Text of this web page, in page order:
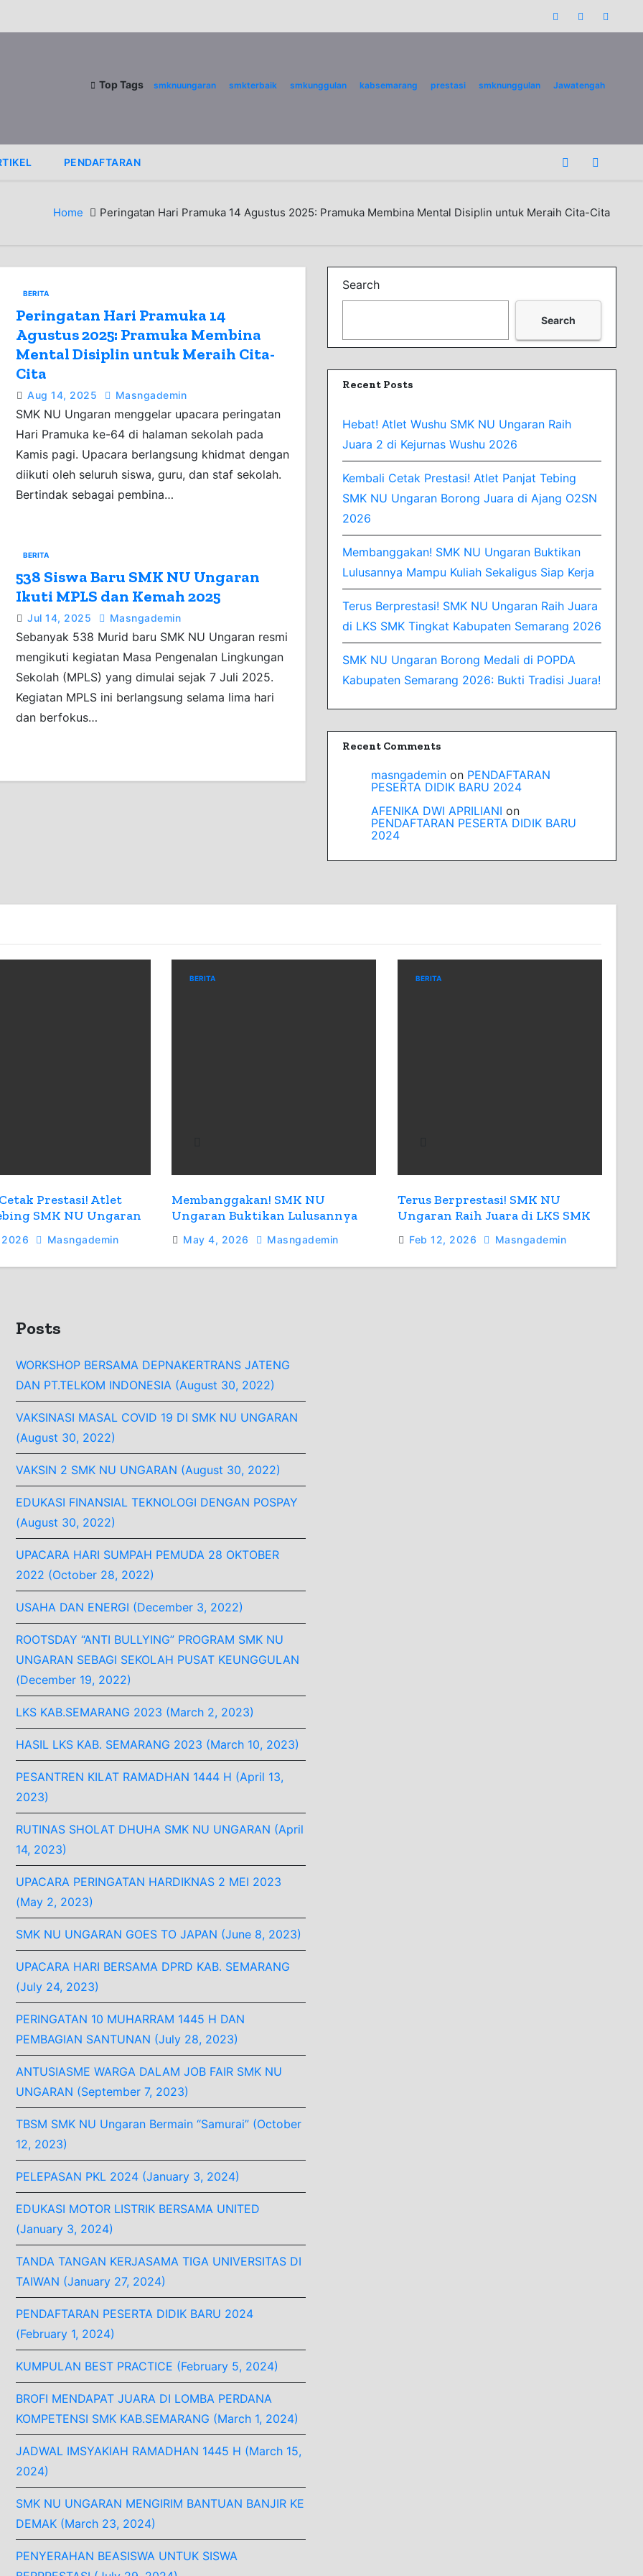
Top Tags smknuungaran smkterbaik smkunggulan kabsemarang prestasi smknunggulan Jawatengah
PENDAFTARAN
Home Peringatan Hari Pramuka 14 Agustus 2025: Pramuka Membina Mental Disiplin untuk Meraih Cita-Cita
BERITA
Peringatan Hari Pramuka 14
Agustus 2025: Pramuka Membina
Mental Disiplin untuk Meraih Cita-
Cita
Aug 14, 2025 Masngademin
SMK NU Ungaran menggelar upacara peringatan
Hari Pramuka ke-64 di halaman sekolah pada
Kamis pagi. Upacara berlangsung khidmat dengan
diikuti oleh seluruh siswa, guru, dan staf sekolah.
Bertindak sebagai pembina…
BERITA
538 Siswa Baru SMK NU Ungaran
Ikuti MPLS dan Kemah 2025
Jul 14, 2025 Masngademin
Sebanyak 538 Murid baru SMK NU Ungaran resmi
mengikuti kegiatan Masa Pengenalan Lingkungan
Sekolah (MPLS) yang dimulai sejak 7 Juli 2025.
Kegiatan MPLS ini berlangsung selama lima hari
dan berfokus…
Search
Search
Recent Posts
Hebat! Atlet Wushu SMK NU Ungaran Raih
Juara 2 di Kejurnas Wushu 2026
Kembali Cetak Prestasi! Atlet Panjat Tebing
SMK NU Ungaran Borong Juara di Ajang O2SN
2026
Membanggakan! SMK NU Ungaran Buktikan
Lulusannya Mampu Kuliah Sekaligus Siap Kerja
Terus Berprestasi! SMK NU Ungaran Raih Juara
di LKS SMK Tingkat Kabupaten Semarang 2026
SMK NU Ungaran Borong Medali di POPDA
Kabupaten Semarang 2026: Bukti Tradisi Juara!
Recent Comments
masngademinon PENDAFTARAN
PESERTA DIDIK BARU 2024
AFENIKA DWI APRILIANI on
PENDAFTARAN PESERTA DIDIK BARU
2024
Prestasi! Atlet
SMK NU Ungaran
2026 Masngademin
BERITA
Membanggakan! SMK NU
Ungaran Buktikan Lulusannya
Kerja
May 4, 2026 Masngademin
BERITA
Terus Berprestasi! SMK NU
Ungaran Raih Juara di LKS SMK
2026
Feb 12, 2026 Masngademin
Posts
WORKSHOP BERSAMA DEPNAKERTRANS JATENG
DAN PT.TELKOM INDONESIA (August 30, 2022)
VAKSINASI MASAL COVID 19 DI SMK NU UNGARAN
(August 30, 2022)
VAKSIN 2 SMK NU UNGARAN (August 30, 2022)
EDUKASI FINANSIAL TEKNOLOGI DENGAN POSPAY
(August 30, 2022)
UPACARA HARI SUMPAH PEMUDA 28 OKTOBER
2022 (October 28, 2022)
USAHA DAN ENERGI (December 3, 2022)
ROOTSDAY “ANTI BULLYING” PROGRAM SMK NU
UNGARAN SEBAGI SEKOLAH PUSAT KEUNGGULAN
(December 19, 2022)
LKS KAB.SEMARANG 2023 (March 2, 2023)
HASIL LKS KAB. SEMARANG 2023 (March 10, 2023)
PESANTREN KILAT RAMADHAN 1444 H (April 13,
2023)
RUTINAS SHOLAT DHUHA SMK NU UNGARAN (April
14, 2023)
UPACARA PERINGATAN HARDIKNAS 2 MEI 2023
(May 2, 2023)
SMK NU UNGARAN GOES TO JAPAN (June 8, 2023)
UPACARA HARI BERSAMA DPRD KAB. SEMARANG
(July 24, 2023)
PERINGATAN 10 MUHARRAM 1445 H DAN
PEMBAGIAN SANTUNAN (July 28, 2023)
ANTUSIASME WARGA DALAM JOB FAIR SMK NU
UNGARAN (September 7, 2023)
TBSM SMK NU Ungaran Bermain “Samurai” (October
12, 2023)
PELEPASAN PKL 2024 (January 3, 2024)
EDUKASI MOTOR LISTRIK BERSAMA UNITED
(January 3, 2024)
TANDA TANGAN KERJASAMA TIGA UNIVERSITAS DI
TAIWAN (January 27, 2024)
PENDAFTARAN PESERTA DIDIK BARU 2024
(February 1, 2024)
KUMPULAN BEST PRACTICE (February 5, 2024)
BROFI MENDAPAT JUARA DI LOMBA PERDANA
KOMPETENSI SMK KAB.SEMARANG (March 1, 2024)
JADWAL IMSYAKIAH RAMADHAN 1445 H (March 15,
2024)
SMK NU UNGARAN MENGIRIM BANTUAN BANJIR KE
DEMAK (March 23, 2024)
PENYERAHAN BEASISWA UNTUK SISWA